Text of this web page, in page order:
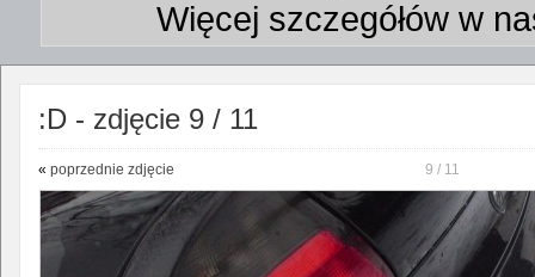
Więcej szczegółów w
:D - zdjęcie 9 / 11
« poprzednie zdjęcie 9 / 11